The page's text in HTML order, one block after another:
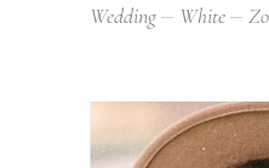
Wedding
White